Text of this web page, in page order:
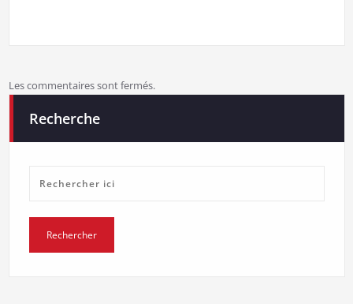
Les commentaires sont fermés.
Recherche